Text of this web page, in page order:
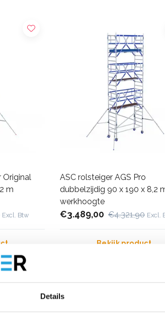
Details
Original
m
Excl. Btw
ASC rolsteiger AGS Pro
dubbelzijdig 90 x 190 x 8,2
werkhoogte
€3.489,00 €4.321,90 Excl.
Bekijk product